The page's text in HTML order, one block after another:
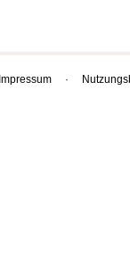
Impressum ·